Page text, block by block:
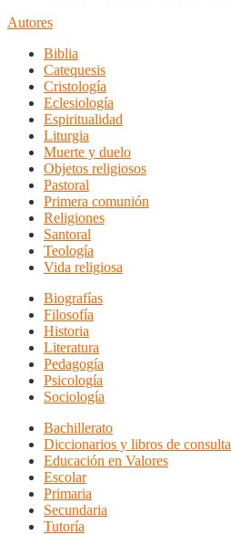
Autores
Biblia
Catequesis
Cristología
Eclesiología
Espiritualidad
Liturgia
Muerte y duelo
Objetos religiosos
Pastoral
Primera comunión
Religiones
Santoral
Teología
Vida religiosa
Biografías
Filosofía
Historia
Literatura
Pedagogía
Psicología
Sociología
Bachillerato
Diccionarios y libros de consulta
Educación en Valores
Escolar
Primaria
Secundaria
Tutoría